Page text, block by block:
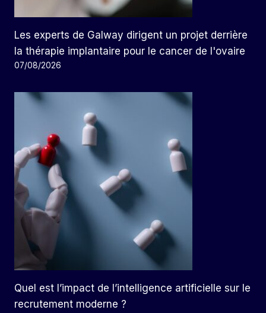
Les experts de Galway dirigent un projet derrière
la thérapie implantaire pour le cancer de l'ovaire
07/08/2026
Quel est l’impact de l’intelligence artificielle sur le
recrutement moderne ?